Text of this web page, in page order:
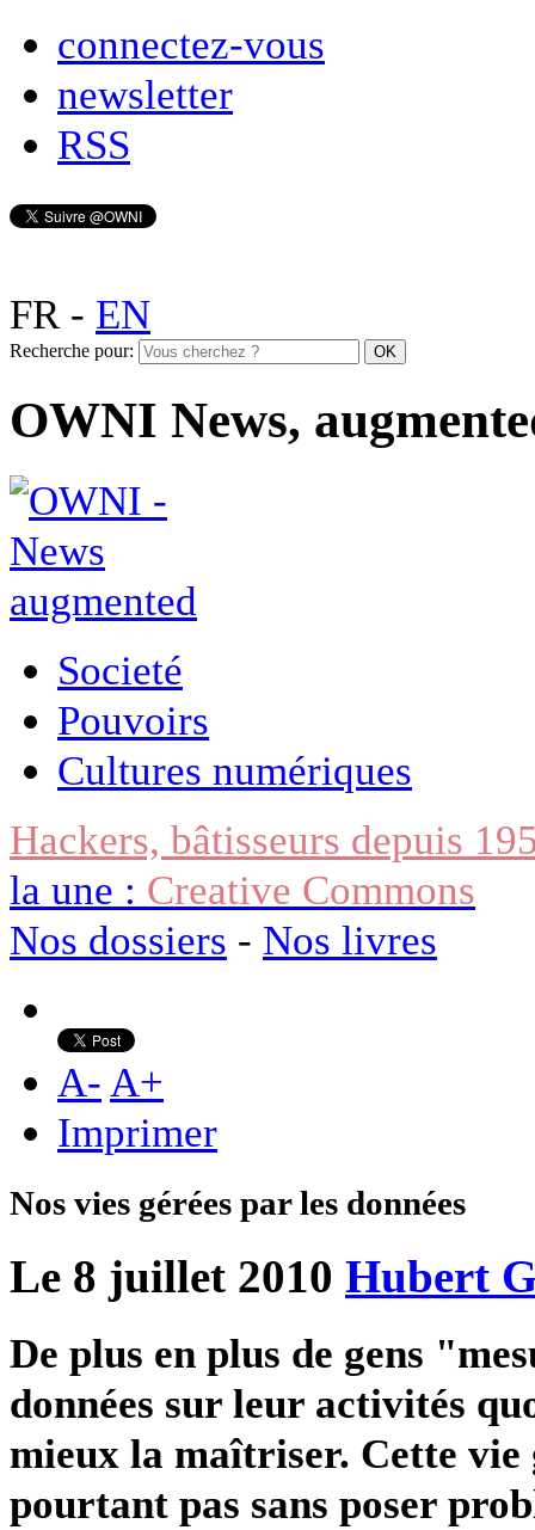
connectez-vous
newsletter
RSS
FR- EN
Recherche pour:
OWNI News,
Societé
Pouvoirs
Cultures numériques
Hackers, bâtisseurs depuis
la une : Creative Commons
Nos dossiers - Nos livres
A- A+
Imprimer
Nos vies gérées par les données
Le 8 juillet 2010 Hubert
De plus en plus de gens
données sur leur activités
mieux la maîtriser. Cette vie
pourtant pas sans poser